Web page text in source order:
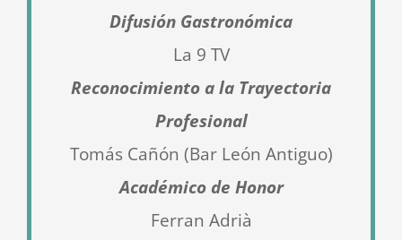
Difusión Gastronómica
La 9 TV
Reconocimiento a la Trayectoria
Profesional
Tomás Cañón (Bar León Antiguo)
Académico de Honor
Ferran Adrià